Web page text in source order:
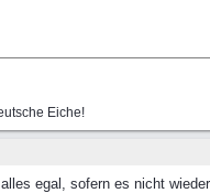
Eiche!
egal, sofern es nicht